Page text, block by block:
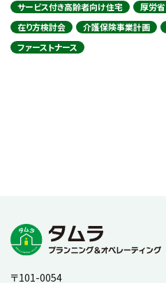
サービス付き高齢者向け住宅
厚労省
在り方検討会
介護保険事業計画
ファーストナース
〒101-0054